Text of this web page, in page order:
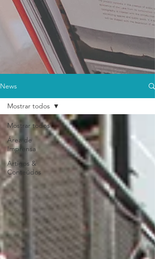
News
Mostrar todos
Área de
Imprensa
Artigos &
Conteúdos
Mostrar todos